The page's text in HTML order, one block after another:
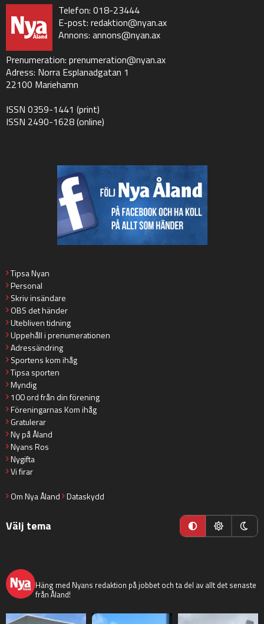
Telefon: 018-23444
E-post: redaktion@nyan.ax
Annons: annons@nyan.ax
Prenumeration: prenumeration@nyan.ax
Adress: Norra Esplanadgatan 1
22100 Mariehamn
ISSN 0359-1441 (print)
ISSN 2490-1628 (online)
Tipsa Nyan
Personal
Skriv insändare
OBS det händer
Utebliven tidning
Uppehåll i prenumerationen
Adressändring
Sportens kom ihåg
Tipsa sporten
Myndig
100 ord från din förening
Föreningarnas Kom ihåg
Gratulerar
Ny på Åland
Nyans Ros
Nygifta
Vi firar
Om Nya Åland Dataskydd
Välj tema
Häng med Nyans redaktion på jobbet och ta del av allt det senaste
från Åland!